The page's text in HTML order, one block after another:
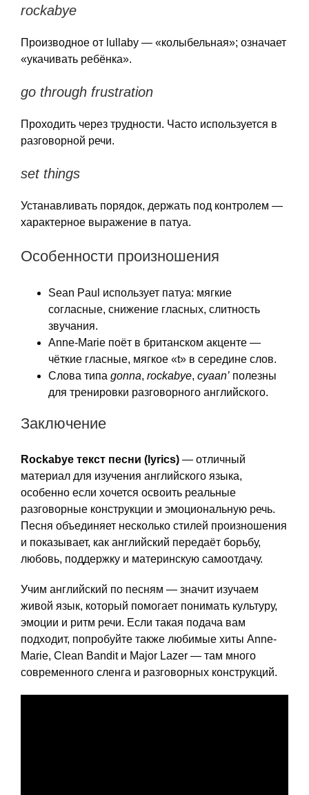
rockabye
Производное от lullaby — «колыбельная»; означает
«укачивать ребёнка».
go through frustration
Проходить через трудности. Часто используется в
разговорной речи.
set things
Устанавливать порядок, держать под контролем —
характерное выражение в патуа.
Особенности произношения
Sean Paul использует патуа: мягкие
согласные, снижение гласных, слитность
звучания.
Anne-Marie поёт в британском акценте —
чёткие гласные, мягкое «t» в середине слов.
Слова типа gonna, rockabye, cyaan’ полезны
для тренировки разговорного английского.
Заключение
Rockabye текст песни (lyrics) — отличный
материал для изучения английского языка,
особенно если хочется освоить реальные
разговорные конструкции и эмоциональную речь.
Песня объединяет несколько стилей произношения
и показывает, как английский передаёт борьбу,
любовь, поддержку и материнскую самоотдачу.
Учим английский по песням — значит изучаем
живой язык, который помогает понимать культуру,
эмоции и ритм речи. Если такая подача вам
подходит, попробуйте также любимые хиты Anne-
Marie, Clean Bandit и Major Lazer — там много
современного сленга и разговорных конструкций.